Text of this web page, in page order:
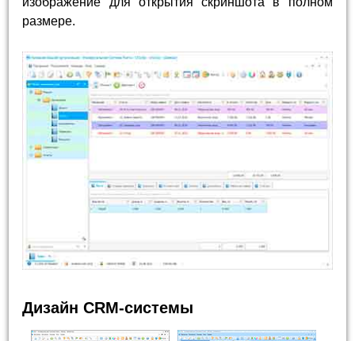
размере.
Дизайн CRM-системы